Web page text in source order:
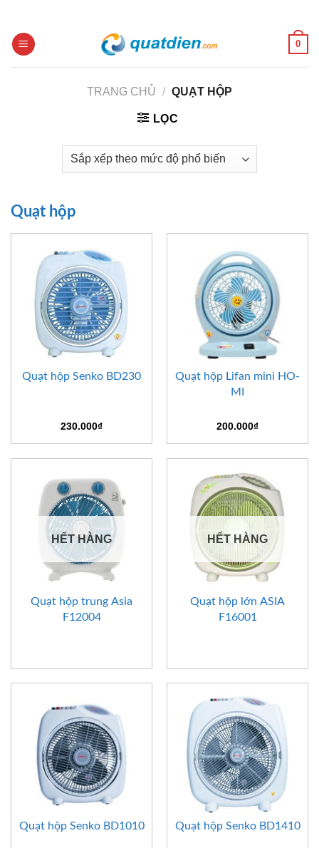
content
0
TRANG CHỦ / QUẠT HỘP
LỌC
Quạt hộp
Quạt hộp Senko BD230
230.000₫
Quạt hộp Lifan mini HO-
MI
200.000₫
HẾT HÀNG
Quạt hộp trung Asia
F12004
HẾT HÀNG
Quạt hộp lớn ASIA
F16001
Quạt hộp Senko BD1010 Quạt hộp Senko BD1410